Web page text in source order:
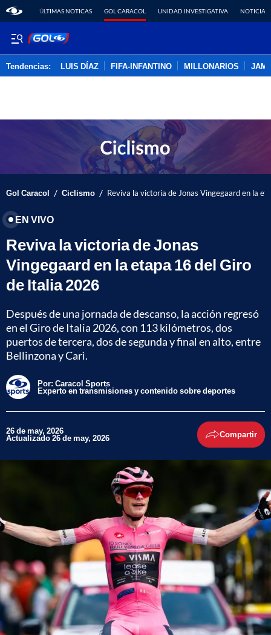
ÚLTIMAS NOTICAS GOL CARACOL UNIDAD INVESTIGATIVA NOTICIAS
Tendencias: LUIS DÍAZ FIFA-INFANTINO MILLONARIOS
Gol Caracol / Ciclismo / Reviva la victoria de Jonas Vingegaard en la
EN VIVO
Reviva la victoria de Jonas
Vingegaard en la etapa 16 del Giro
de Italia 2026
Después de una jornada de descanso, la acción regresó
en el Giro de Italia 2026, con 113 kilómetros, dos
puertos de tercera, dos de segunda y final en alto, entre
Bellinzona y Carì.
Por: Caracol Sports
Experto en transmisiones y contenido sobre deportes
26 de may, 2026
Actualizado 26 de may, 2026 Compartir